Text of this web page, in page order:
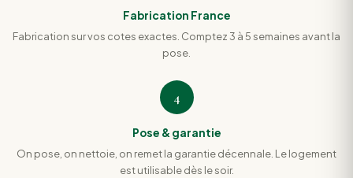
Fabrication France
Fabrication sur vos cotes exactes. Comptez 3 à 5 semaines avant la
pose.
4
Pose & garantie
On pose, on nettoie, on remet la garantie décennale. Le logement
est utilisable dès le soir.